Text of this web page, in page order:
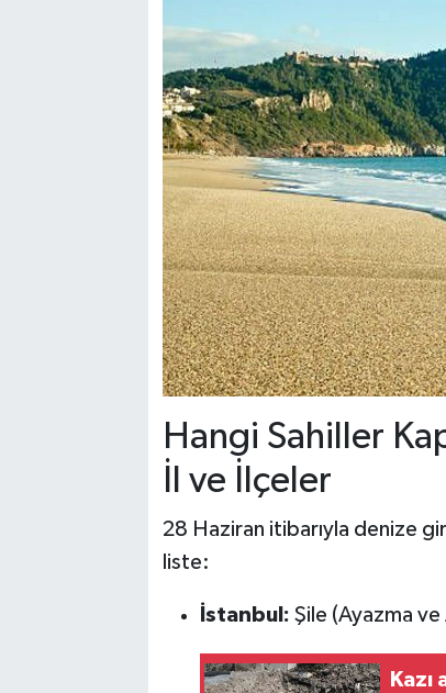
Hangi Sahiller
İl ve İlçeler
28 Haziran itibarıyla denize
liste:
İstanbul: Şile (Ayazma